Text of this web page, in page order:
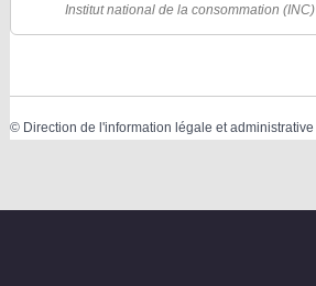
Institut national de la consommation (INC)
© Direction de l'information légale et administrative